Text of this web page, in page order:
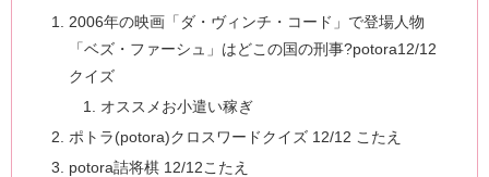
2006年の映画「ダ・ヴィンチ・コード」で登場人物
「ベズ・ファーシュ」はどこの国の刑事?potora12/12
クイズ
オススメお小遣い稼ぎ
ポトラ(potora)クロスワードクイズ 12/12 こたえ
potora詰将棋 12/12こたえ